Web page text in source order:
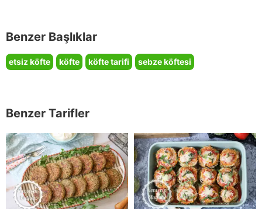
Benzer Başlıklar
etsiz köfte köfte köfte tarifi sebze köftesi
Benzer Tarifler